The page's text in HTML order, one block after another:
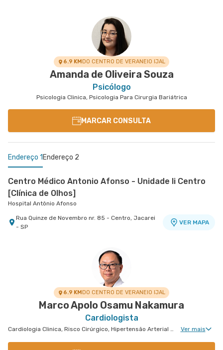
Rua Carlos Maria Auricchio nr. 70 - Jardim
Aquarius, Sao Jose Dos Campos - SP
6.9 KMDO CENTRO DE VERANEIO IJAL
Amanda de Oliveira Souza
Psicólogo
Psicologia Clinica, Psicologia Para Cirurgia Bariátrica
MARCAR CONSULTA
Endereço 1 Endereço 2
Centro Médico Antonio Afonso - Unidade Ii Centro
[Clínica de Olhos]
Hospital Antônio Afonso
Rua Quinze de Novembro nr. 85 - Centro, Jacarei
- SP
VER MAPA
Rua Carlos Maria Auricchio nr. 70 - Jardim
Aquarius, Sao Jose Dos Campos - SP
6.9 KMDO CENTRO DE VERANEIO IJAL
Marco Apolo Osamu Nakamura
Cardiologista
Cardiologia Clinica, Risco Cirúrgico, Hipertensão Arterial Refratária, Cardiologia Oncológica Ver mais